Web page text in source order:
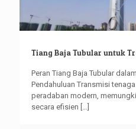
Tiang Baja Tubular untuk
Peran Tiang Baja Tubular
Pendahuluan Transmisi
peradaban modern,
secara efisien […]